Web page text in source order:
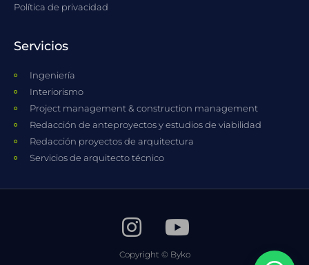
Política de privacidad
Servicios
Ingeniería
Interiorismo
Project management & construction management
Redacción de anteproyectos y estudios de viabilidad
Redacción proyectos de arquitectura
Servicios de arquitecto técnico
Copyright © Byko